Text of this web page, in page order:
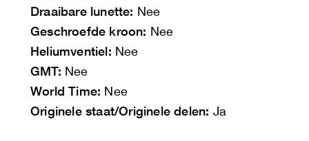
Draaibare lunette: Nee
Geschroefde kroon: Nee
Heliumventiel: Nee
GMT: Nee
World Time: Nee
Originele staat/Originele delen: Ja